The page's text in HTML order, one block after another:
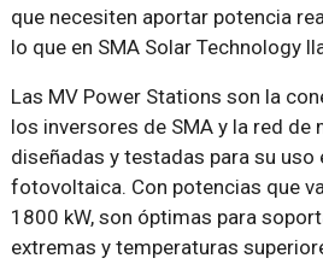
que necesiten aportar potencia
lo que en SMA Solar Technology
Las MV Power Stations son la
los inversores de SMA y la red de
diseñadas y testadas para su uso
fotovoltaica. Con potencias que
1800 kW, son óptimas para
extremas y temperaturas